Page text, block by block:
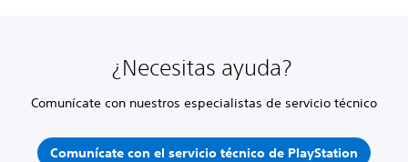
¿Necesitas ayuda?
Comunícate con nuestros especialistas de servicio técnico
Comunícate con el servicio técnico de PlayStation